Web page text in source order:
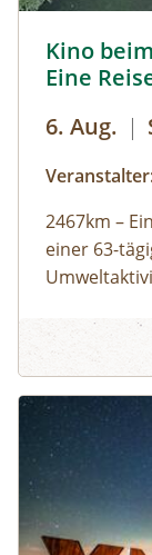
Kino
Eine
6. Aug. |
2467km –
einer 63-
München
Schwarzen
Kino beim